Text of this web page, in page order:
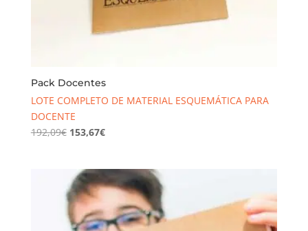
Pack Docentes
LOTE COMPLETO DE MATERIAL ESQUEMÁTICA PARA
DOCENTE
192,09€ El
era:
192,09€.
153,67€El
es:
153,67€.